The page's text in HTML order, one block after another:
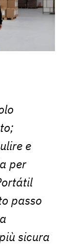
e
per
passo
sicura